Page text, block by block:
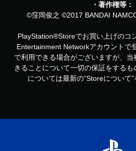
・著作権等：
©窪岡俊之 ©2017 BANDAI
PlayStation®Storeでお買い上げのコ
Entertainment Networkアカウントで
で利用できる場合がございますが、
きることについて一切の保証をする
については最新の“Storeについて”